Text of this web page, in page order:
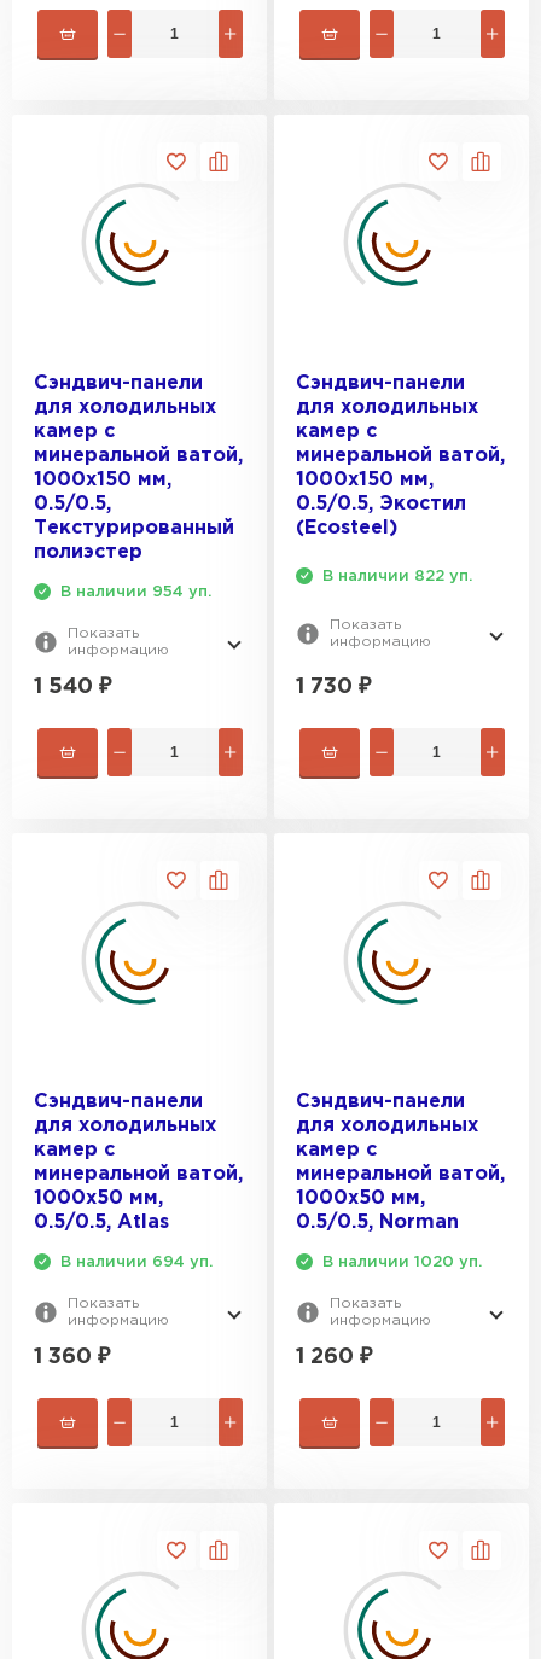
Сэндвич-панели
для холодильных
камер с
минеральной ватой,
1000х150 мм,
0.5/0.5,
Текстурированный
полиэстер
В наличии 954 уп.
Показать
информацию
1 540 ₽
Сэндвич-панели
для холодильных
камер с
минеральной ватой,
1000х150 мм,
0.5/0.5, Экостил
(Ecosteel)
В наличии 822 уп.
Показать
информацию
1 730 ₽
Сэндвич-панели
для холодильных
камер с
минеральной ватой,
1000х50 мм,
0.5/0.5, Atlas
В наличии 694 уп.
Показать
информацию
1 360 ₽
Сэндвич-панели
для холодильных
камер с
минеральной ватой,
1000х50 мм,
0.5/0.5, Norman
В наличии 1020 уп.
Показать
информацию
1 260 ₽